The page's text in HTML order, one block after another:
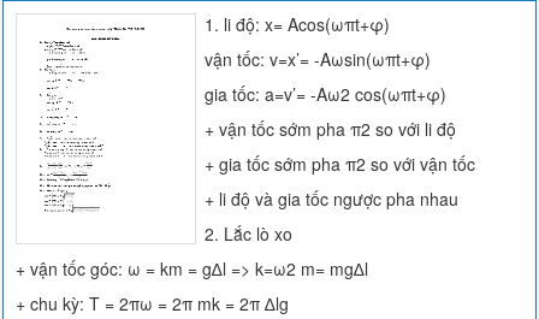
1. li độ: x= Acos(ωπt+φ)
vận tốc: v=x’= -Aωsin(ωπt+φ)
gia tốc: a=v’= -Aω2 cos(ωπt+φ)
+ vận tốc sớm pha π2 so với li độ
+ gia tốc sớm pha π2 so với vận tốc
+ li độ và gia tốc ngược pha nhau
2. Lắc lò xo
+ vận tốc góc: ω = km = g∆l => k=ω2 m= mg∆l
+ chu kỳ: T = 2πω = 2π mk = 2π ∆lg